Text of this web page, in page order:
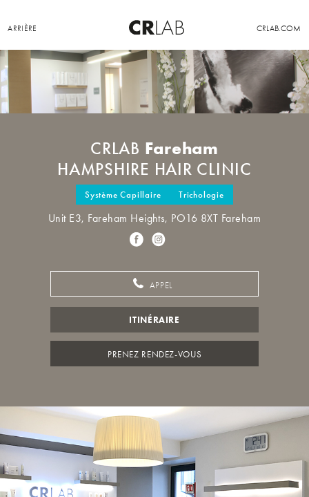
ARRIÈRE CRLAB.COM
CRLAB Fareham
HAMPSHIRE HAIR CLINIC
Système Capillaire Trichologie
Unit E3, Fareham Heights, PO16 8XT Fareham
APPEL
ITINÉRAIRE
PRENEZ RENDEZ-VOUS